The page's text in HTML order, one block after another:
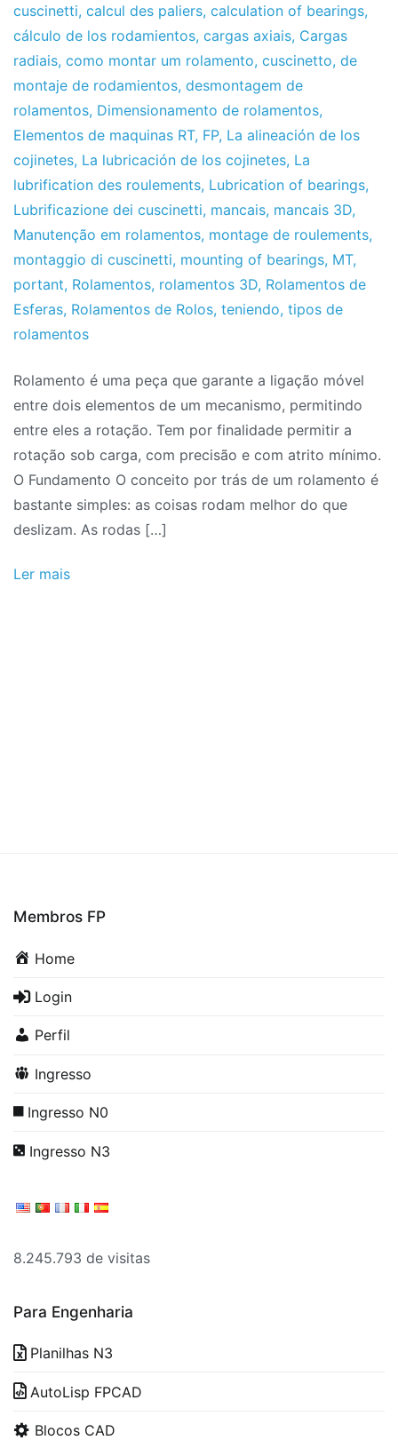
cuscinetti, calcul des paliers, calculation of bearings,
cálculo de los rodamientos, cargas axiais, Cargas
radiais, como montar um rolamento, cuscinetto, de
montaje de rodamientos, desmontagem de
rolamentos, Dimensionamento de rolamentos,
Elementos de maquinas RT, FP, La alineación de los
cojinetes, La lubricación de los cojinetes, La
lubrification des roulements, Lubrication of bearings,
Lubrificazione dei cuscinetti, mancais, mancais 3D,
Manutenção em rolamentos, montage de roulements,
montaggio di cuscinetti, mounting of bearings, MT,
portant, Rolamentos, rolamentos 3D, Rolamentos de
Esferas, Rolamentos de Rolos, teniendo, tipos de
rolamentos
Rolamento é uma peça que garante a ligação móvel
entre dois elementos de um mecanismo, permitindo
entre eles a rotação. Tem por finalidade permitir a
rotação sob carga, com precisão e com atrito mínimo.
O Fundamento O conceito por trás de um rolamento é
bastante simples: as coisas rodam melhor do que
deslizam. As rodas […]
Ler mais
Membros FP
Home
Login
Perfil
Ingresso
Ingresso N0
Ingresso N3
8.245.793 de visitas
Para Engenharia
Planilhas N3
AutoLisp FPCAD
Blocos CAD